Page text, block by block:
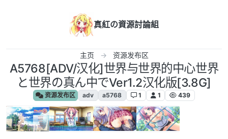
真紅の資源討論組
主页 资源发布区
A5768[ADV/汉化]世界与世界的中心世界
と世界の真ん中でVer1.2汉化版[3.8G]
资源发布区 adv a5768 1 1 439